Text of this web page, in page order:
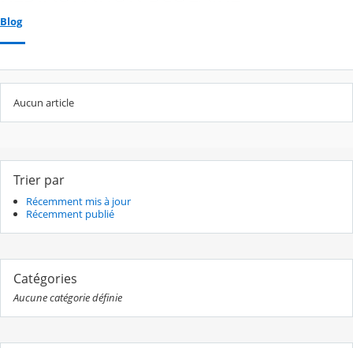
Blog
Aucun article
Trier par
Récemment mis à jour
Récemment publié
Catégories
Aucune catégorie définie